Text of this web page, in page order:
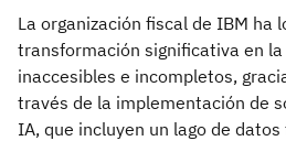
La organización fiscal de IBM ha
transformación significativa en
inaccesibles e incompletos,
través de la implementación de
IA, que incluyen un lago de